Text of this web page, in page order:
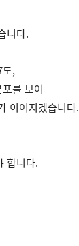
니다.
도,
를 보여
이어지겠습니다.
합니다.